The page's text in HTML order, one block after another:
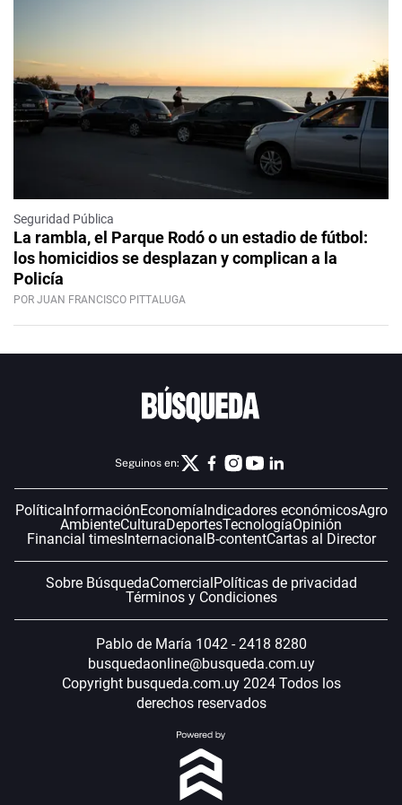
Seguridad Pública
La rambla, el Parque Rodó o un estadio de fútbol:
los homicidios se desplazan y complican a la
Policía
POR JUAN FRANCISCO PITTALUGA
Seguinos en:
PolíticaInformaciónEconomíaIndicadores económicosAgro
AmbienteCulturaDeportesTecnologíaOpinión
Financial timesInternacionalB-contentCartas al Director
Sobre BúsquedaComercialPolíticas de privacidad
Términos y Condiciones
Pablo de María 1042 - 2418 8280
busquedaonline@busqueda.com.uy
Copyright busqueda.com.uy 2024 Todos los
derechos reservados